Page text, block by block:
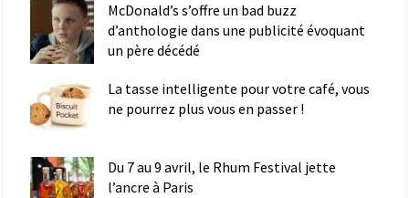
McDonald’s s’offre un bad buzz
d’anthologie dans une publicité évoquant
un père décédé
La tasse intelligente pour votre café, vous
ne pourrez plus vous en passer !
Du 7 au 9 avril, le Rhum Festival jette
l’ancre à Paris